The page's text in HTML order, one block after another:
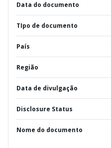
Data do documento
TIpo de documento
País
Região
Data de divulgação
Disclosure Status
Nome do documento